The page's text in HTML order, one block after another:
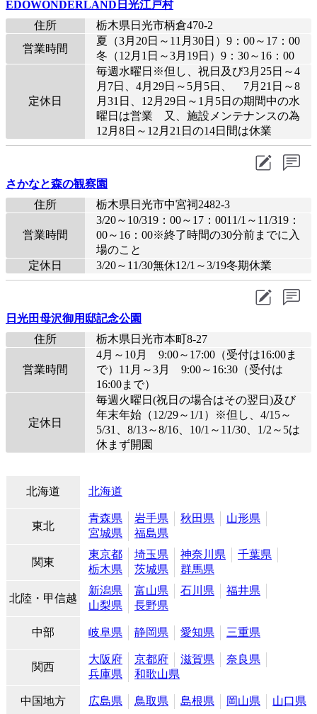
EDOWONDERLAND日光江戸村
住所
栃木県日光市柄倉470-2
営業時間
夏（3月20日～11月30日）9：00～17：00
冬（12月1日～3月19日）9：30～16：00
定休日
毎週水曜日※但し、祝日及び3月25日～4
月7日、4月29日～5月5日、 7月21日～8
月31日、12月29日～1月5日の期間中の水
曜日は営業 又、施設メンテナンスの為
12月8日～12月21日の14日間は休業
さかなと森の観察園
住所
栃木県日光市中宮祠2482-3
営業時間
3/20～10/319：00～17：0011/1～11/319：
00～16：00※終了時間の30分前までに入
場のこと
定休日
3/20～11/30無休12/1～3/19冬期休業
日光田母沢御用邸記念公園
住所
栃木県日光市本町8-27
営業時間
4月～10月 9:00～17:00（受付は16:00ま
で）11月～3月 9:00～16:30（受付は
16:00まで）
定休日
毎週火曜日(祝日の場合はその翌日)及び
年末年始（12/29～1/1）※但し、4/15～
5/31、8/13～8/16、10/1～11/30、1/2～5は
休まず開園
北海道 北海道
東北
青森県 岩手県 秋田県
山形県
宮城県
福島県
関東
東京都 埼玉県 神奈川県
千葉県
栃木県
茨城県 群馬県
北陸・甲信越
新潟県 富山県 石川県
福井県
山梨県
長野県
中部 岐阜県 静岡県 愛知県 三重県
関西
大阪府 京都府 滋賀県
奈良県
兵庫県
和歌山県
中国地方 広島県 鳥取県 島根県 岡山県 山口県